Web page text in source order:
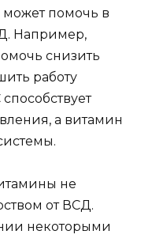
помочь в
Например,
снизить
работу
а витамин
не
от ВСД.
некоторыми